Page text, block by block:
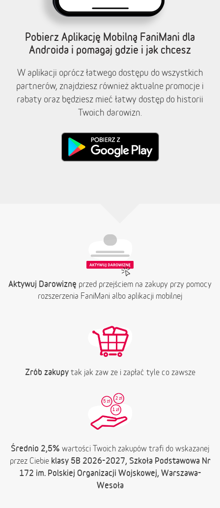
Pobierz Aplikację Mobilną FaniMani dla
Androida i pomagaj gdzie i jak chcesz
W aplikacji oprócz łatwego dostępu do wszystkich
partnerów, znajdziesz również aktualne promocje i
rabaty oraz będziesz mieć łatwy dostęp do historii
Twoich darowizn.
Aktywuj Darowiznę przed przejściem na zakupy przy pomocy
rozszerzenia FaniMani albo aplikacji mobilnej
Zrób zakupytak jak zaw ze i zapłać tyle co zawsze
Średnio 2,5% wartości Twoich zakupów trafi do wskazanej
przez Ciebie klasy 5B 2026-2027, Szkoła Podstawowa Nr
172 im. Polskiej Organizacji Wojskowej, Warszawa-
Wesoła